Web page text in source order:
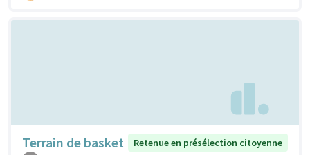
Terrain de basket
Retenue en présélection citoyenne